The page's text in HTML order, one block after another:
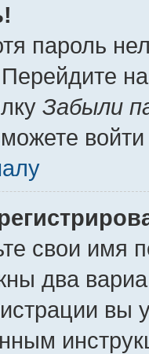
пароль
Забыли
свои имя
два
вы